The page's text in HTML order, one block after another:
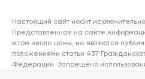
Настоящий сайт носит
Представленная на сайте
в том числе цены, не являются
положениями статьи 437
Федерации. Запрещено